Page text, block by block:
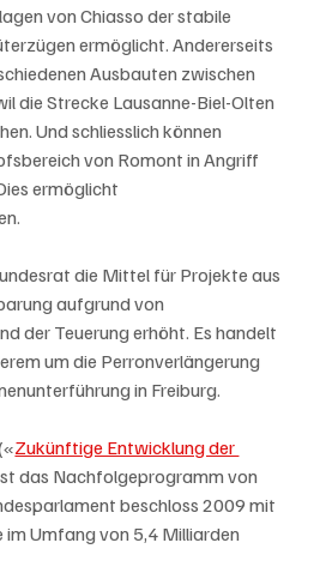
von Chiasso der stabile
ermöglicht. Andererseits
Ausbauten zwischen
die Strecke Lausanne-Biel-Olten
Und schliesslich können
von Romont in Angriff
ermöglicht
die Mittel für Projekte aus
aufgrund von
der Teuerung erhöht. Es handelt
um die Perronverlängerung
in Freiburg.
Zukünftige Entwicklung der
das Nachfolgeprogramm von
beschloss 2009 mit
im Umfang von 5,4 Milliarden